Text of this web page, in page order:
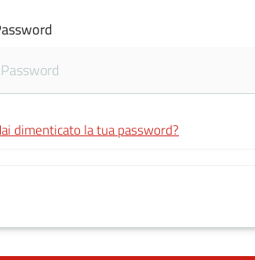
dimenticato la tua password?